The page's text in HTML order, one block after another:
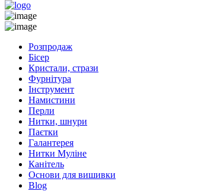
Розпродаж
Бісер
Кристали, стрази
Фурнітура
Інструмент
Намистини
Перли
Нитки, шнури
Паєтки
Галантерея
Нитки Муліне
Канітель
Основи для вишивки
Blog